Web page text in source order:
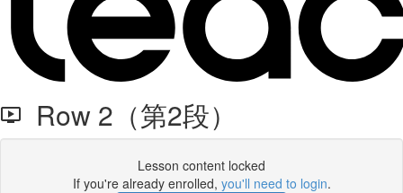
Row 2（第2段）
Lesson content locked
If you're already enrolled, you'll need to login.